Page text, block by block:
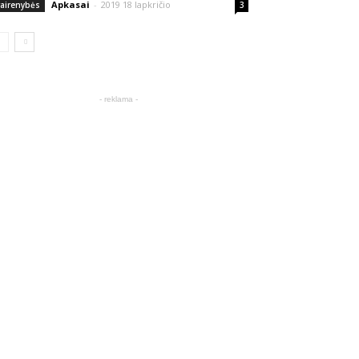
Apkasai - 2019 18 lapkričio 3
- reklama -